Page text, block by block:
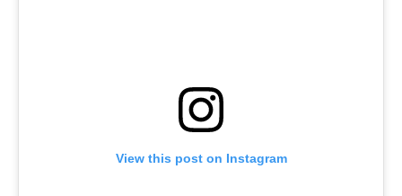
View this post on Instagram